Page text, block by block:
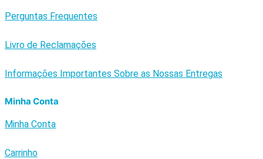
Perguntas Frequentes
Livro de Reclamações
Informações Importantes Sobre as Nossas Entregas
Minha Conta
Minha Conta
Carrinho